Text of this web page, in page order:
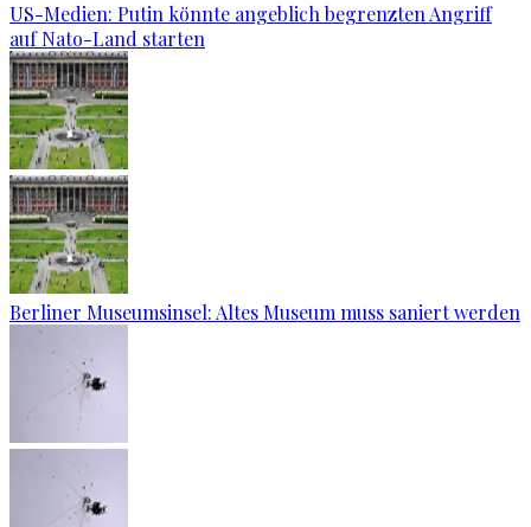
US-Medien: Putin könnte angeblich begrenzten Angriff
auf Nato-Land starten
Berliner Museumsinsel: Altes Museum muss saniert werden